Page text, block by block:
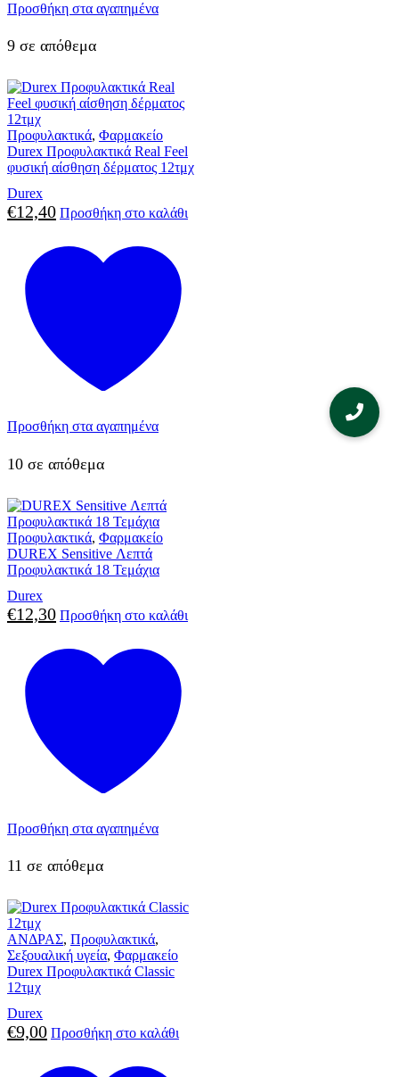
Προσθήκη στα αγαπημένα
9 σε απόθεμα
Προφυλακτικά, Φαρμακείο
Durex Προφυλακτικά Real Feel
φυσική αίσθηση δέρματος 12τμχ
Durex
€12,40 Προσθήκη στο καλάθι
Προσθήκη στα αγαπημένα
10 σε απόθεμα
Προφυλακτικά, Φαρμακείο
DUREX Sensitive Λεπτά
Προφυλακτικά 18 Τεμάχια
Durex
€12,30 Προσθήκη στο καλάθι
Προσθήκη στα αγαπημένα
11 σε απόθεμα
ΑΝΔΡΑΣ, Προφυλακτικά,
Σεξουαλική υγεία, Φαρμακείο
Durex Προφυλακτικά Classic
12τμχ
Durex
€9,00 Προσθήκη στο καλάθι